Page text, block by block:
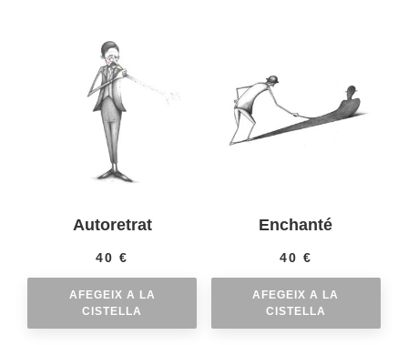
Autoretrat
40€
AFEGEIX A LA
CISTELLA
Enchanté
40 €
AFEGEIX A LA
CISTELLA